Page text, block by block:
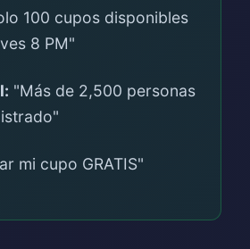
100 cupos disponibles
8 PM"
"Más de 2,500 personas
mi cupo GRATIS"